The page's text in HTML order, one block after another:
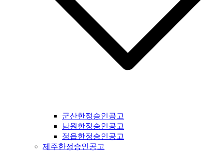
군산한정승인공고
남원한정승인공고
정읍한정승인공고
제주한정승인공고